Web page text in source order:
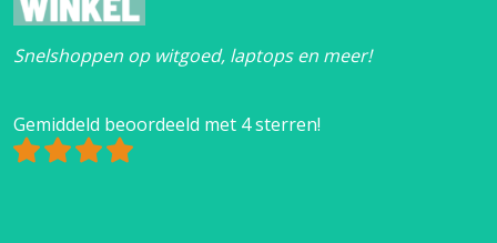
Snelshoppen op witgoed, laptops en meer!
Gemiddeld beoordeeld met 4 sterren!